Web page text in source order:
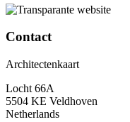
Contact
Architectenkaart
Locht 66A
5504 KE Veldhoven
Netherlands